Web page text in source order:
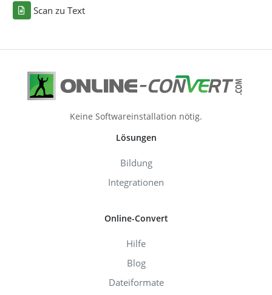
Scan zu Text
Keine Softwareinstallation nötig.
Lösungen
Bildung
Integrationen
Online-Convert
Hilfe
Blog
Dateiformate